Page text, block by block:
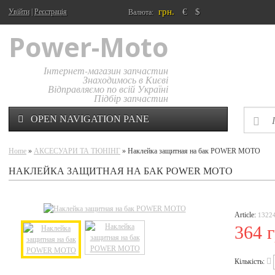
Увійти| Реєстрація Валюта: грн. € $
Power-Moto
Інтернет-магазин запчастин
Знаходимось в Києві
Відправляємо по всій Україні
Підбір запчастин
OPEN NAVIGATION PANE
Home » АКСЕСУАРИ ТА ТЮНІНГ » Наклейка защитная на бак POWER MOTO
НАКЛЕЙКА ЗАЩИТНАЯ НА БАК POWER MOTO
Article:
364
Кількість: